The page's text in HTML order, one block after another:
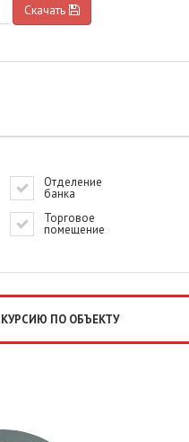
Скачать
Отделение
банка
Торговое
помещение
ПО ОБЪЕКТУ